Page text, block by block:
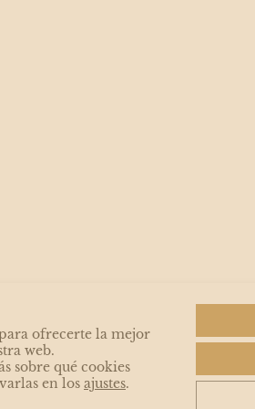
la
ofrecerte la mejor
web.
sobre qué cookies
en los ajustes.